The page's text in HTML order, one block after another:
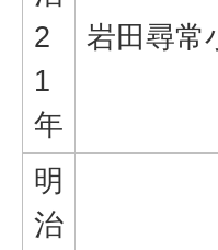
2
1
年
岩田尋常
明
治